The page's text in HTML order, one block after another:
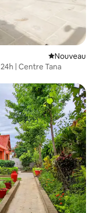
Nouvel
Nouveau
| Centre Tana